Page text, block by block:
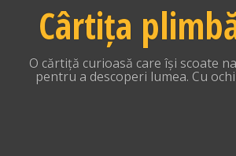
Cârtița
O cărtiță curioasă care își scoate
pentru a descoperi lumea. Cu